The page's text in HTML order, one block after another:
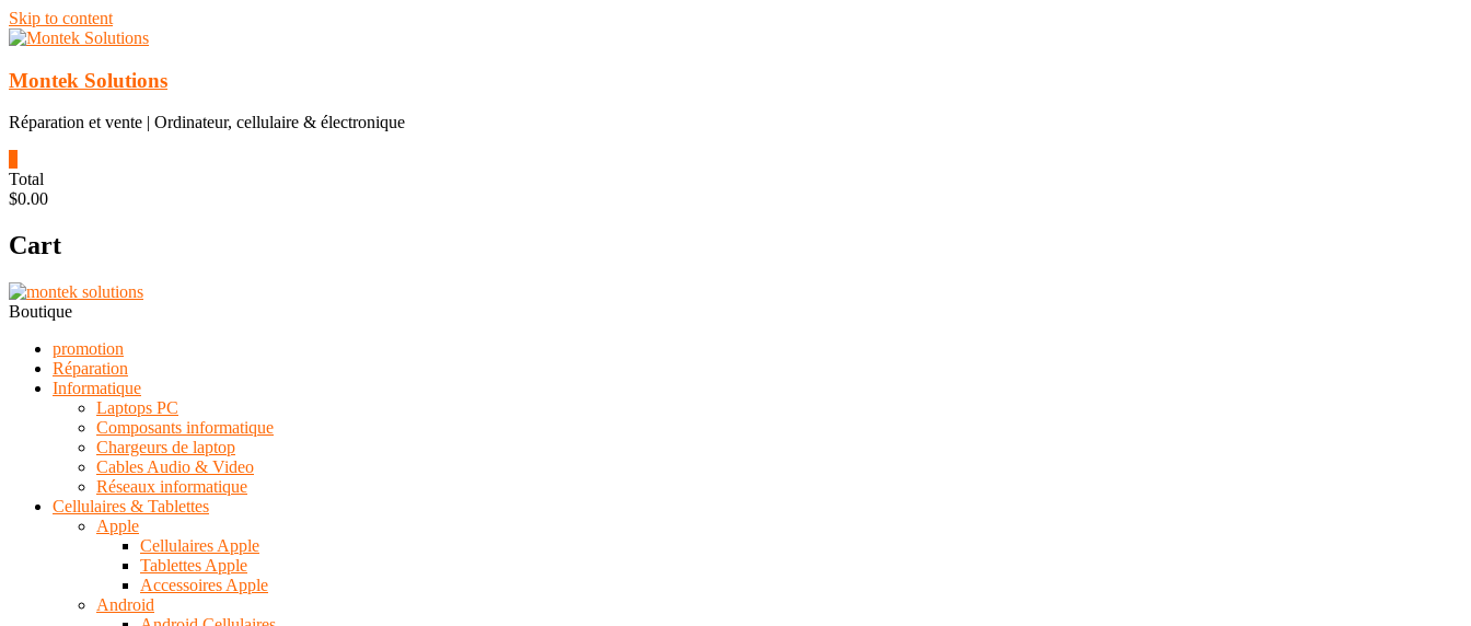
Skip to content
Montek Solutions
Réparation et vente | Ordinateur, cellulaire & électronique
Total
$0.00
Cart
Boutique
promotion
Réparation
Informatique
Laptops PC
Composants informatique
Chargeurs de laptop
Cables Audio & Video
Réseaux informatique
Cellulaires & Tablettes
Apple
Cellulaires Apple
Tablettes Apple
Accessoires Apple
Android